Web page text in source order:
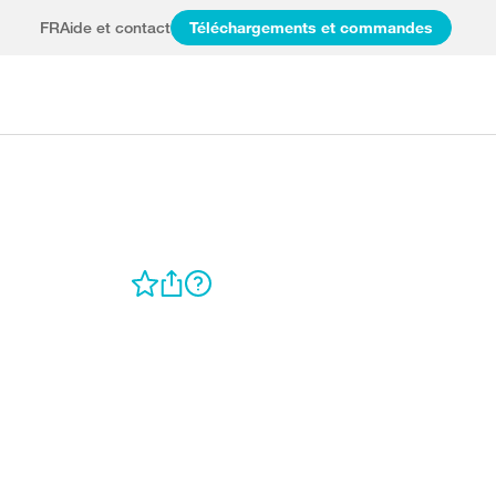
FRAide et contact Téléchargements et commandes